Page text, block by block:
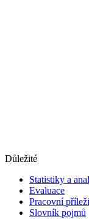
Důležité
Statistiky a
Evaluace
Pracovní
Slovník pojmů